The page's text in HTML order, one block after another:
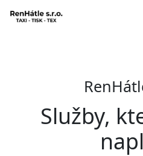
Služby,